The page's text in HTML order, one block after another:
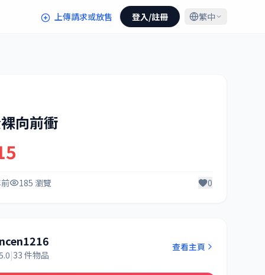
上傳請求或放售 登入/註冊 繁中
向前衝
185 瀏覽 0
|33 件物品
查看主頁